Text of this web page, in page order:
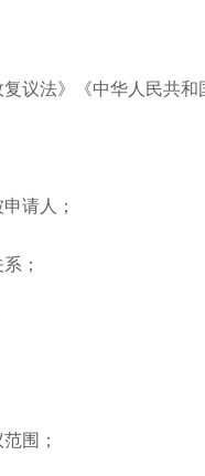
法》《中华人民共和
请人；
；
围；